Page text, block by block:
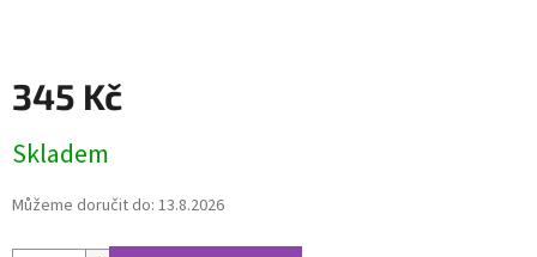
345 Kč
cena:
Skladem
Můžeme doručit do: 13.8.2026